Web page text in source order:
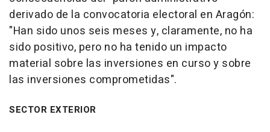
derivado de la convocatoria electoral en Aragón:
"Han sido unos seis meses y, claramente, no ha
sido positivo, pero no ha tenido un impacto
material sobre las inversiones en curso y sobre
las inversiones comprometidas".
SECTOR EXTERIOR